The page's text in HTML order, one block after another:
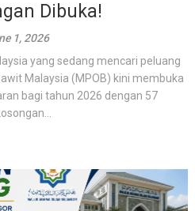
Dibuka!
1, 2026
yang sedang mencari peluang
Malaysia (MPOB) kini membuka
bagi tahun 2026 dengan 57